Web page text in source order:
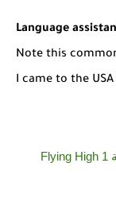
I came to the USA
شرح قواعد اللغة الإنجليزية 1 Flying High